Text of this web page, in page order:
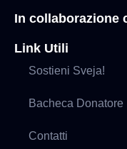
In collaborazione
Link Utili
Sostieni Sveja!
Bacheca Donatore
Contatti